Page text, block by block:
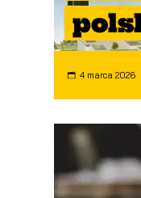
4 marca 2026